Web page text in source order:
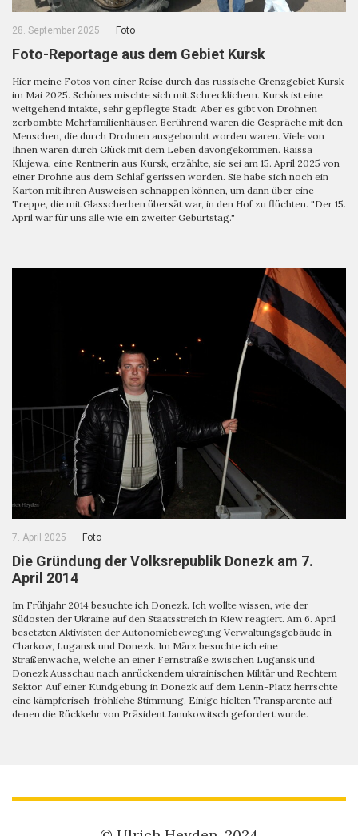
28. September 2025 Foto
Foto-Reportage aus dem Gebiet Kursk
Hier meine Fotos von einer Reise durch das russische Grenzgebiet Kursk
im Mai 2025. Schönes mischte sich mit Schrecklichem. Kursk ist eine
weitgehend intakte, sehr gepflegte Stadt. Aber es gibt von Drohnen
zerbombte Mehrfamilienhäuser. Berührend waren die Gespräche mit den
Menschen, die durch Drohnen ausgebombt worden waren. Viele von
Ihnen waren durch Glück mit dem Leben davongekommen. Raissa
Klujewa, eine Rentnerin aus Kursk, erzählte, sie sei am 15. April 2025 von
einer Drohne aus dem Schlaf gerissen worden. Sie habe sich noch ein
Karton mit ihren Ausweisen schnappen können, um dann über eine
Treppe, die mit Glasscherben übersät war, in den Hof zu flüchten. "Der 15.
April war für uns alle wie ein zweiter Geburtstag."
7. April 2025 Foto
Die Gründung der Volksrepublik Donezk am 7.
April 2014
Im Frühjahr 2014 besuchte ich Donezk. Ich wollte wissen, wie der
Südosten der Ukraine auf den Staatsstreich in Kiew reagiert. Am 6. April
besetzten Aktivisten der Autonomiebewegung Verwaltungsgebäude in
Charkow, Lugansk und Donezk. Im März besuchte ich eine
Straßenwache, welche an einer Fernstraße zwischen Lugansk und
Donezk Ausschau nach anrückendem ukrainischen Militär und Rechtem
Sektor. Auf einer Kundgebung in Donezk auf dem Lenin-Platz herrschte
eine kämpferisch-fröhliche Stimmung. Einige hielten Transparente auf
denen die Rückkehr von Präsident Janukowitsch gefordert wurde.